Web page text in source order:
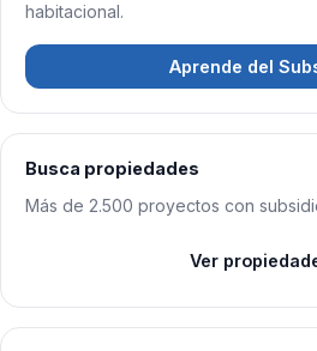
habitacional.
Aprende del
Busca propiedades
Más de 2.500 proyectos con
Ver